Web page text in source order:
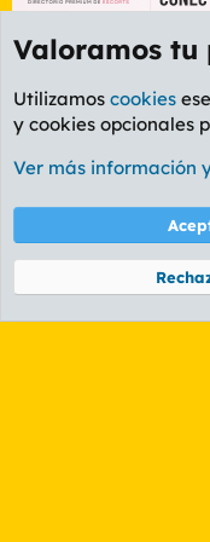
Foro General
Cookies
PL
Términos
Community platform by
Valoramos
Utilizamos cookies
y cookies opcionales
Ver más información